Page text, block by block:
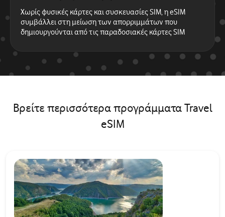
Χωρίς φυσικές κάρτες και συσκευασίες SIM, η eSIM
συμβάλλει στη μείωση των απορριμμάτων που
δημιουργούνται από τις παραδοσιακές κάρτες SIM
Βρείτε περισσότερα προγράμματα Travel
eSIM